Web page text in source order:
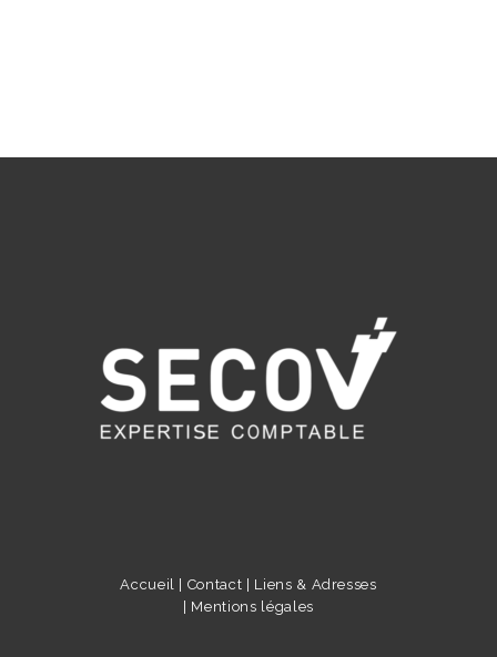
Accueil | Contact | Liens & Adresses
| Mentions légales